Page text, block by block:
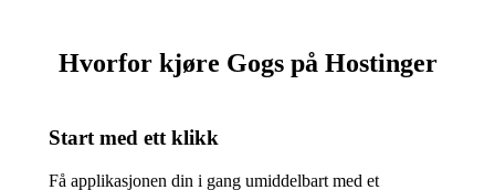
Hvorfor kjøre Gogs på Hostinger
Start med ett klikk
Få applikasjonen din i gang umiddelbart med et